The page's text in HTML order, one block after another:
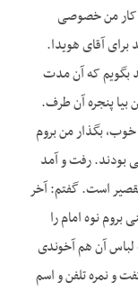
کار من خصوصی
آقای هویدا.
بگویم که آن مدت
بیا پنجره آن طرف.
بگذار من بروم
بودند. رفت و آمد
است. گفتم: آخر
نوه امام را
لباس آن هم آخوندی
و نمره تلفن و اسم